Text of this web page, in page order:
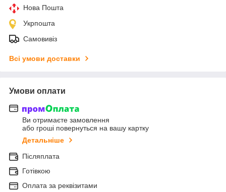
Нова Пошта
Укрпошта
Самовивіз
Всі умови доставки
Умови оплати
Ви отримаєте замовлення
або гроші повернуться на вашу картку
Детальніше
Післяплата
Готівкою
Оплата за реквізитами